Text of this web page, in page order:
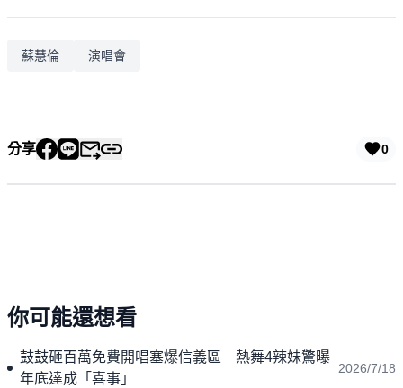
蘇慧倫 演唱會
分享 0
你可能還想看
鼓鼓砸百萬免費開唱塞爆信義區 熱舞4辣妹驚曝
年底達成「喜事」
2026/7/18